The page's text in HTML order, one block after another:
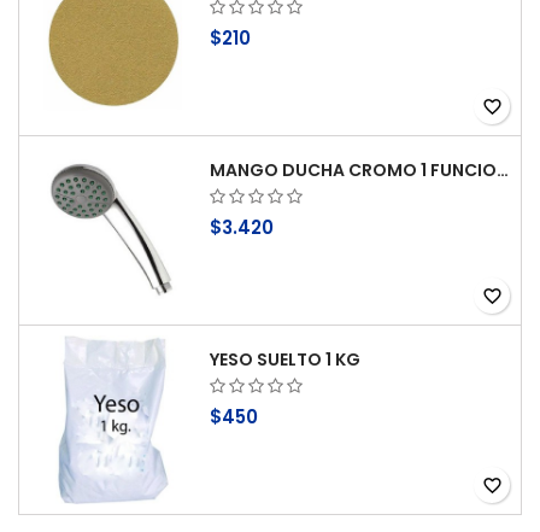
$210
favorite_border
MANGO DUCHA CROMO 1 FUNCION ANTICAL STRETTO
$3.420
favorite_border
YESO SUELTO 1 KG
$450
favorite_border